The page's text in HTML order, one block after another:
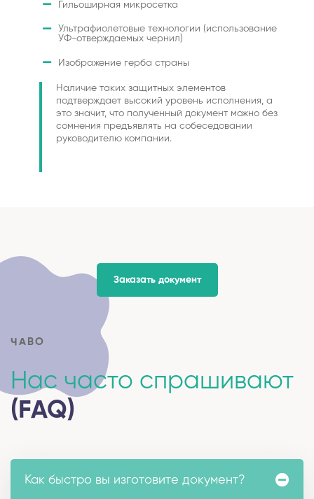
Гильоширная микросетка
Ультрафиолетовые технологии (использование
УФ-отверждаемых чернил)
Изображение герба страны
Наличие таких защитных элементов
подтверждает высокий уровень исполнения, а
это значит, что полученный документ можно без
сомнения предъявлять на собеседовании
руководителю компании.
Заказать документ
ЧАВО
Нас часто спрашивают
(FAQ)
Как быстро вы изготовите документ?